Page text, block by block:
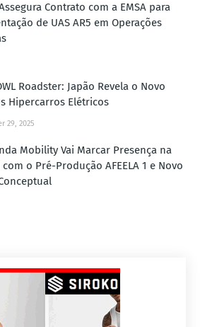
Contrato com a EMSA para
de UAS AR5 em Operações
Roadster: Japão Revela o Novo
Hipercarros Elétricos
29, 2025
Mobility Vai Marcar Presença na
com o Pré-Produção AFEELA 1 e Novo